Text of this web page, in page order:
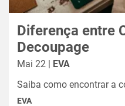
Diferença entre
Decoupage
Mai 22 | EVA
Saiba como encontrar a
EVA